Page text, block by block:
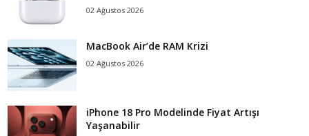
02 Ağustos 2026
MacBook Air’de RAM Krizi
02 Ağustos 2026
iPhone 18 Pro Modelinde Fiyat Artışı
Yaşanabilir